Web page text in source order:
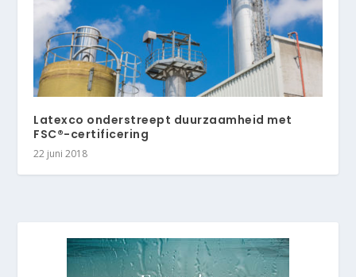
Latexco onderstreept duurzaamheid met
FSC®-certificering
22 juni 2018